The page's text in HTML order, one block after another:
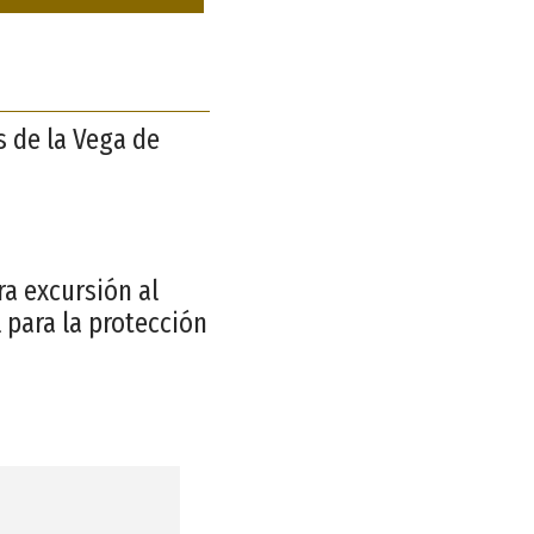
la Vega de
excursión al
la protección